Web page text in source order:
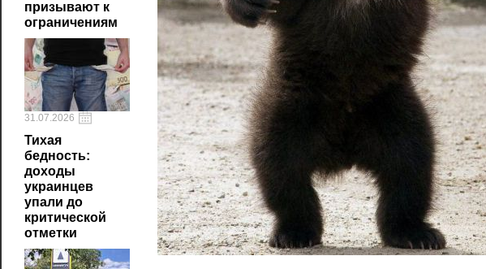
призывают к
ограничениям
31.07.2026
Тихая
бедность:
доходы
украинцев
упали до
критической
отметки